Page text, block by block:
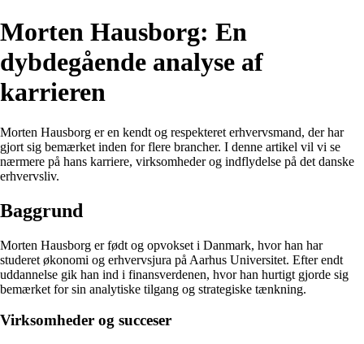
Morten Hausborg: En
dybdegående analyse af
karrieren
Morten Hausborg er en kendt og respekteret erhvervsmand, der har
gjort sig bemærket inden for flere brancher. I denne artikel vil vi se
nærmere på hans karriere, virksomheder og indflydelse på det danske
erhvervsliv.
Baggrund
Morten Hausborg er født og opvokset i Danmark, hvor han har
studeret økonomi og erhvervsjura på Aarhus Universitet. Efter endt
uddannelse gik han ind i finansverdenen, hvor han hurtigt gjorde sig
bemærket for sin analytiske tilgang og strategiske tænkning.
Virksomheder og succeser